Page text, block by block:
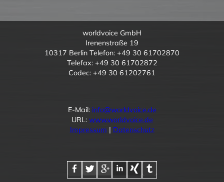
worldvoice GmbH
Irenenstraße 19
10317 Berlin Telefon: +49 30 61702870
Telefax: +49 30 61702872
Codec: +49 30 61202761
E-Mail: info@worldvoice.de
URL: www.worldvoice.de
Impressum | Datenschutz